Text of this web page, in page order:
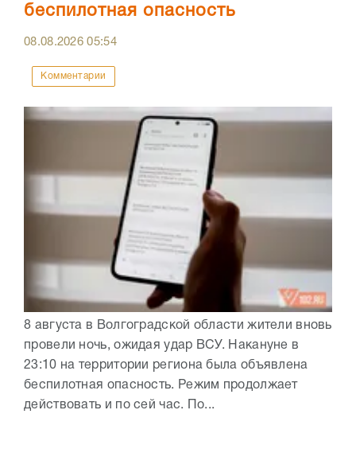
беспилотная опасность
08.08.202605:54
Комментарии
8 августа в Волгоградской области жители вновь
провели ночь, ожидая удар ВСУ. Накануне в
23:10 на территории региона была объявлена
беспилотная опасность. Режим продолжает
действовать и по сей час. По...